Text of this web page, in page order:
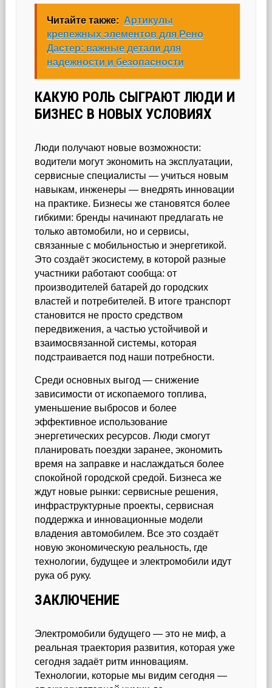
Читайте также: Артикулы
крепежных элементов для Рено
Дастер: важные детали для
надежности и безопасности
КАКУЮ РОЛЬ СЫГРАЮТ ЛЮДИ И
БИЗНЕС В НОВЫХ УСЛОВИЯХ
Люди получают новые возможности:
водители могут экономить на эксплуатации,
сервисные специалисты — учиться новым
навыкам, инженеры — внедрять инновации
на практике. Бизнесы же становятся более
гибкими: бренды начинают предлагать не
только автомобили, но и сервисы,
связанные с мобильностью и энергетикой.
Это создаёт экосистему, в которой разные
участники работают сообща: от
производителей батарей до городских
властей и потребителей. В итоге транспорт
становится не просто средством
передвижения, а частью устойчивой и
взаимосвязанной системы, которая
подстраивается под наши потребности.
Среди основных выгод — снижение
зависимости от ископаемого топлива,
уменьшение выбросов и более
эффективное использование
энергетических ресурсов. Люди смогут
планировать поездки заранее, экономить
время на заправке и наслаждаться более
спокойной городской средой. Бизнеса же
ждут новые рынки: сервисные решения,
инфраструктурные проекты, сервисная
поддержка и инновационные модели
владения автомобилем. Все это создаёт
новую экономическую реальность, где
технологии, будущее и электромобили идут
рука об руку.
ЗАКЛЮЧЕНИЕ
Электромобили будущего — это не миф, а
реальная траектория развития, которая уже
сегодня задаёт ритм инновациям.
Технологии, которые мы видим сегодня —